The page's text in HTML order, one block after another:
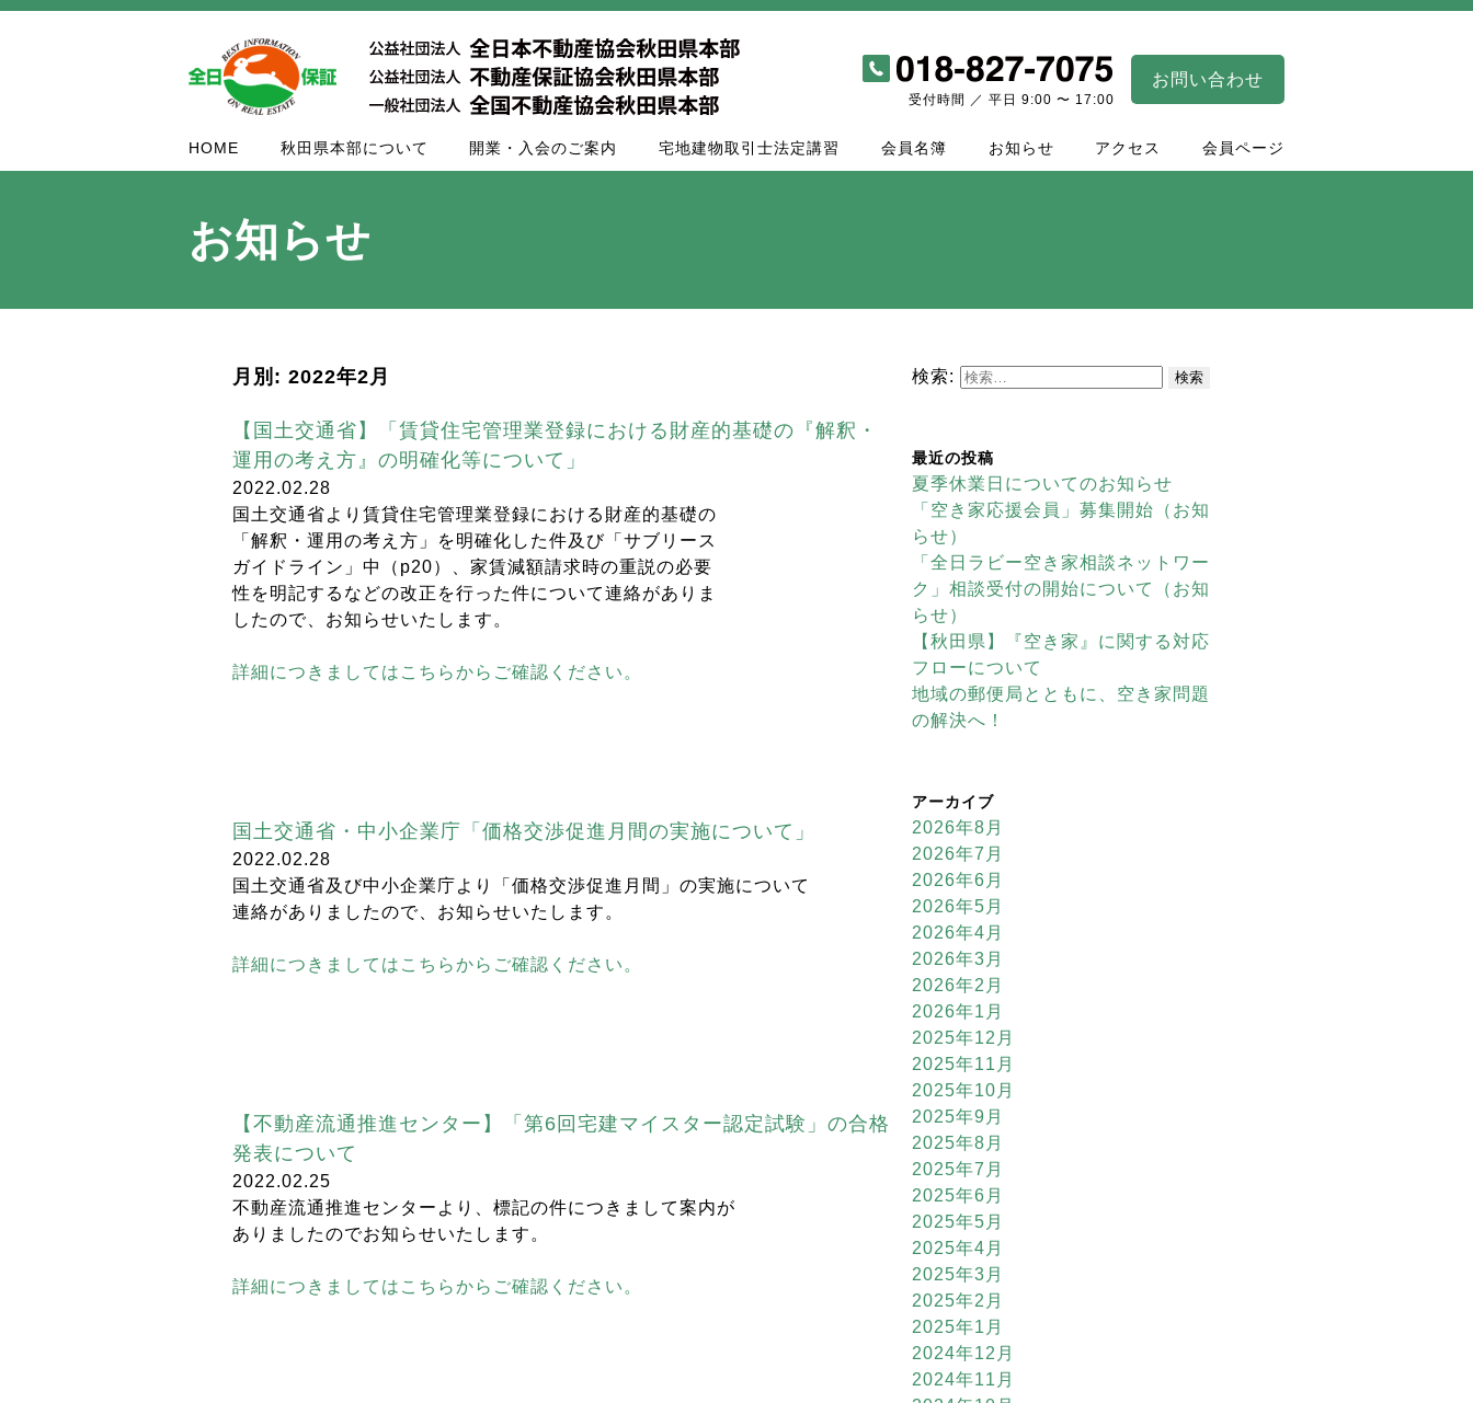
受付時間 ／ 平日 9:00 〜 17:00
お問い合わせ
HOME 秋田県本部について 開業・入会のご案内 宅地建物取引士法定講習 会員名簿 お知らせ アクセス 会員ページ
お知らせ
月別: 2022年2月
【国土交通省】「賃貸住宅管理業登録における財産的基礎の『解釈・
運用の考え方』の明確化等について」
2022.02.28
国土交通省より賃貸住宅管理業登録における財産的基礎の
「解釈・運用の考え方」を明確化した件及び「サブリース
ガイドライン」中（p20）、家賃減額請求時の重説の必要
性を明記するなどの改正を行った件について連絡がありま
したので、お知らせいたします。
詳細につきましてはこちらからご確認ください。
国土交通省・中小企業庁「価格交渉促進月間の実施について」
2022.02.28
国土交通省及び中小企業庁より「価格交渉促進月間」の実施について
連絡がありましたので、お知らせいたします。
詳細につきましてはこちらからご確認ください。
【不動産流通推進センター】「第6回宅建マイスター認定試験」の合格
発表について
2022.02.25
不動産流通推進センターより、標記の件につきまして案内が
ありましたのでお知らせいたします。
詳細につきましてはこちらからご確認ください。
検索:
最近の投稿
夏季休業日についてのお知らせ
「空き家応援会員」募集開始（お知
らせ）
「全日ラビー空き家相談ネットワー
ク」相談受付の開始について（お知
らせ）
【秋田県】『空き家』に関する対応
フローについて
地域の郵便局とともに、空き家問題
の解決へ！
アーカイブ
2026年8月
2026年7月
2026年6月
2026年5月
2026年4月
2026年3月
2026年2月
2026年1月
2025年12月
2025年11月
2025年10月
2025年9月
2025年8月
2025年7月
2025年6月
2025年5月
2025年4月
2025年3月
2025年2月
2025年1月
2024年12月
2024年11月